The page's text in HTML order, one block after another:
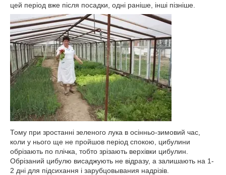
цей період вже після посадки, одні раніше, інші пізніше.
Тому при зростанні зеленого лука в осінньо-зимовий час,
коли у нього ще не пройшов період спокою, цибулини
обрізають по плічка, тобто зрізають верхівки цибулин.
Обрізаний цибулю висаджують не відразу, а залишають на 1-
2 дні для підсихання і зарубцовывания надрізів.